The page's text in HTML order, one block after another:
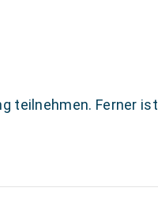
teilnehmen. Ferner ist